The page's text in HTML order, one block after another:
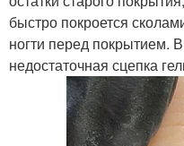
быстро покроется
ногти перед покрытием.
недостаточная сцепка